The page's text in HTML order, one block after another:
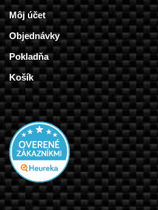
Môj účet
Objednávky
Pokladňa
Košík